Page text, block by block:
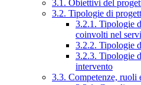
3.1. Obiettivi del
3.2. Tipologie di
3.2.1. Tipologie
coinvolti nel
3.2.2. Tipologie
3.2.3. Tipologie
intervento
3.3. Competenze, ruoli